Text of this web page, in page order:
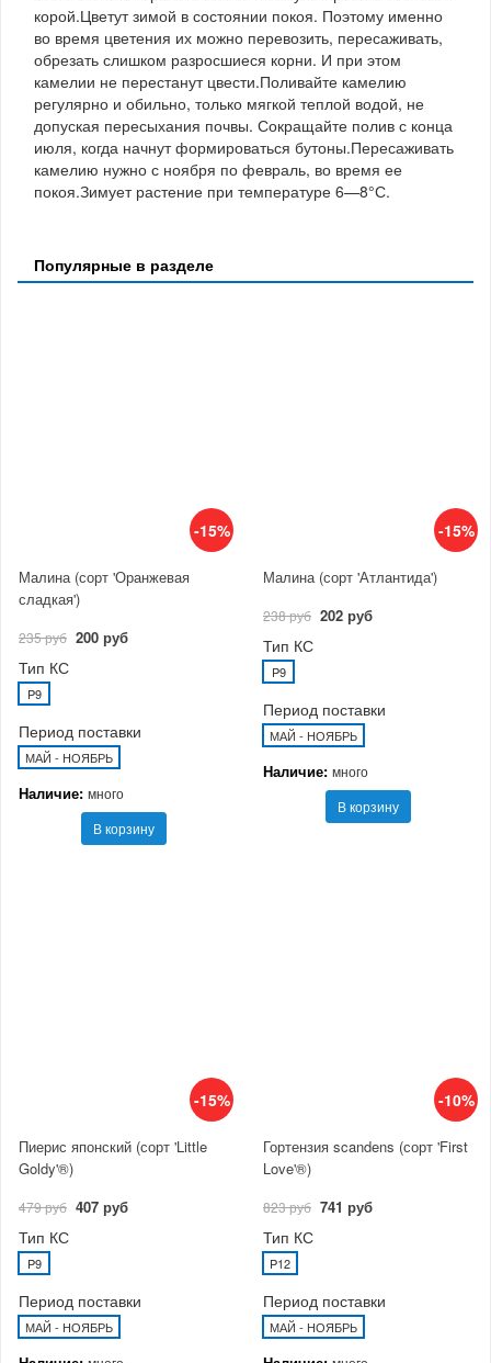
корой.Цветут зимой в состоянии покоя. Поэтому именно
во время цветения их можно перевозить, пересаживать,
обрезать слишком разросшиеся корни. И при этом
камелии не перестанут цвести.Поливайте камелию
регулярно и обильно, только мягкой теплой водой, не
допуская пересыхания почвы. Сокращайте полив с конца
июля, когда начнут формироваться бутоны.Пересаживать
камелию нужно с ноября по февраль, во время ее
покоя.Зимует растение при температуре 6—8°С.
Популярные в разделе
-15%
Малина (сорт 'Оранжевая
сладкая')
235 руб 200 руб
Тип КС
P9
Период поставки
МАЙ - НОЯБРЬ
Наличие: много
В корзину
-15%
Малина (сорт 'Атлантида')
238 руб 202 руб
Тип КС
P9
Период поставки
МАЙ - НОЯБРЬ
Наличие: много
В корзину
-15%
Пиерис японский (сорт 'Little
Goldy'®)
479 руб 407 руб
Тип КС
P9
Период поставки
МАЙ - НОЯБРЬ
-10%
Гортензия scandens (сорт 'First
Love'®)
823 руб 741 руб
Тип КС
P12
Период поставки
МАЙ - НОЯБРЬ